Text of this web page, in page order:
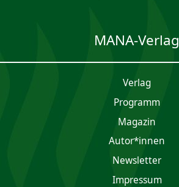
MANA-Verlag
Verlag
Programm
Magazin
Autor*innen
Newsletter
Impres­sum